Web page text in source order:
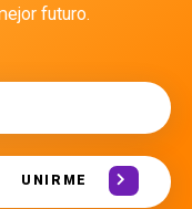
futuro.
UNIRME